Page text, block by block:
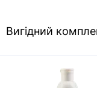
Вигідний